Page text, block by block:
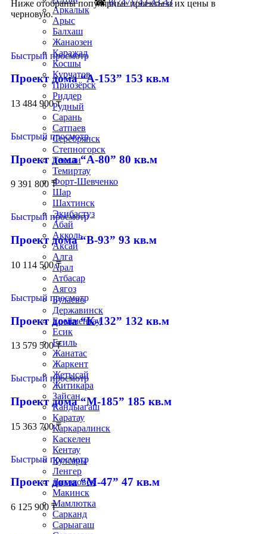
Аркалык
Арыс
Балхаш
Жанаозен
Каражал
Косшы
Курчатов
Приозёрск
Риддер
Рудный
Сарань
Сатпаев
Серебрянск
Степногорск
Текели
Темиртау
Форт-Шевченко
Шар
Шахтинск
Экибастуз
Абай
Акколь
Аксай
Алга
Арал
Атбасар
Аягоз
Булаево
Державинск
Ерейментау
Есик
Есиль
Жанатас
Жаркент
Жетысай
Житикара
Зайсан
Кандыагаш
Каратау
Каркаралинск
Каскелен
Кентау
Кулсары
Ленгер
Лисаковск
Макинск
Мамлютка
Сарканд
Сарыагаш
☎8(747)743-43-43
Ниже отобраны популярные проекты и их цены в
черновую.
Быстрый просмотр
Проект дома “А-153” 153 кв.м
13 484 900₸
Быстрый просмотр
Проект дома “А-80” 80 кв.м
9 391 800 ₸
Быстрый просмотр
Проект дома “В-93” 93 кв.м
10 114 500₸
Быстрый просмотр
Проект дома “К-132” 132 кв.м
13 579 500₸
Быстрый просмотр
Проект дома “М-185” 185 кв.м
15 363 700₸
Быстрый просмотр
Проект дома “М-47” 47 кв.м
6 125 900 ₸